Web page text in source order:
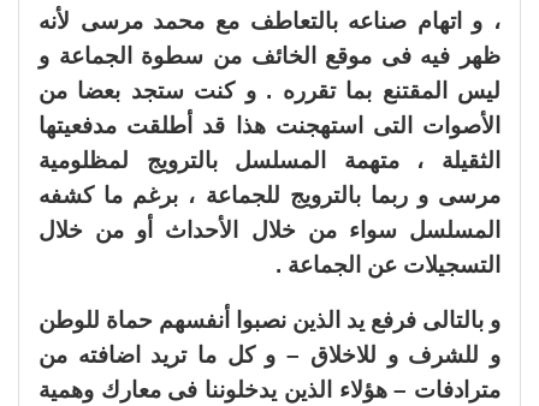
، و اتهام صناعه بالتعاطف مع محمد مرسى لأنه
ظهر فيه فى موقع الخائف من سطوة الجماعة و
ليس المقتنع بما تقرره . و كنت ستجد بعضا من
الأصوات التى استهجنت هذا قد أطلقت مدفعيتها
الثقيلة ، متهمة المسلسل بالترويج لمظلومية
مرسى و ربما بالترويج للجماعة ، برغم ما كشفه
المسلسل سواء من خلال الأحداث أو من خلال
التسجيلات عن الجماعة .
و بالتالى فرفع يد الذين نصبوا أنفسهم حماة للوطن
و للشرف و للاخلاق – و كل ما تريد اضافته من
مترادفات – هؤلاء الذين يدخلوننا فى معارك وهمية